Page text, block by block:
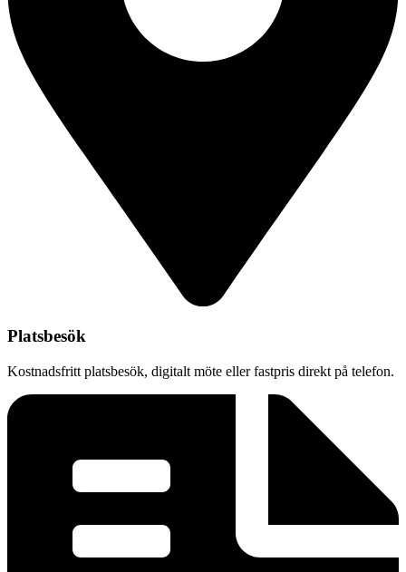
Platsbesök
Kostnadsfritt platsbesök, digitalt möte eller fastpris direkt på telefon.